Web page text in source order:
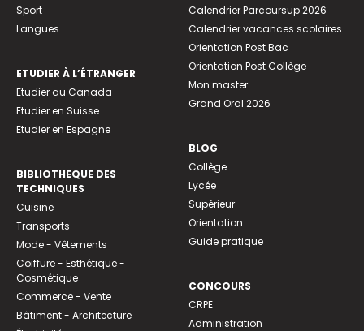
Sport
Langues
ETUDIER À L’ÉTRANGER
Etudier au Canada
Etudier en Suisse
Etudier en Espagne
BIBLIOTHEQUE DES
TECHNIQUES
Cuisine
Transports
Mode - Vêtements
Coiffure - Esthétique -
Cosmétique
Commerce - Vente
Bâtiment - Architecture
Calendrier Parcoursup 2026
Calendrier vacances scolaires
Orientation Post Bac
Orientation Post Collège
Mon master
Grand Oral 2026
BLOG
Collège
Lycée
Supérieur
Orientation
Guide pratique
CONCOURS
CRPE
Administration